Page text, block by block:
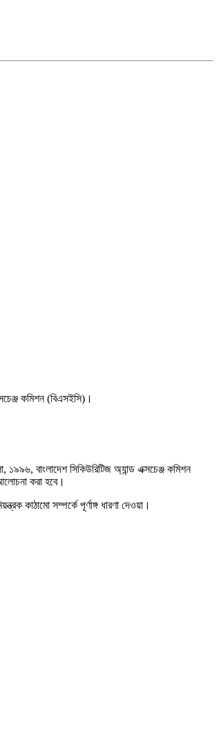
কমিশন (বিএসইসি)।
১৯৯৬, বাংলাদেশ সিকিউরিটিজ অ্যান্ড এক্সচেঞ্জ কমিশন
করা হবে।
কাঠামো সম্পর্কে পূর্ণাঙ্গ ধারণা দেওয়া।